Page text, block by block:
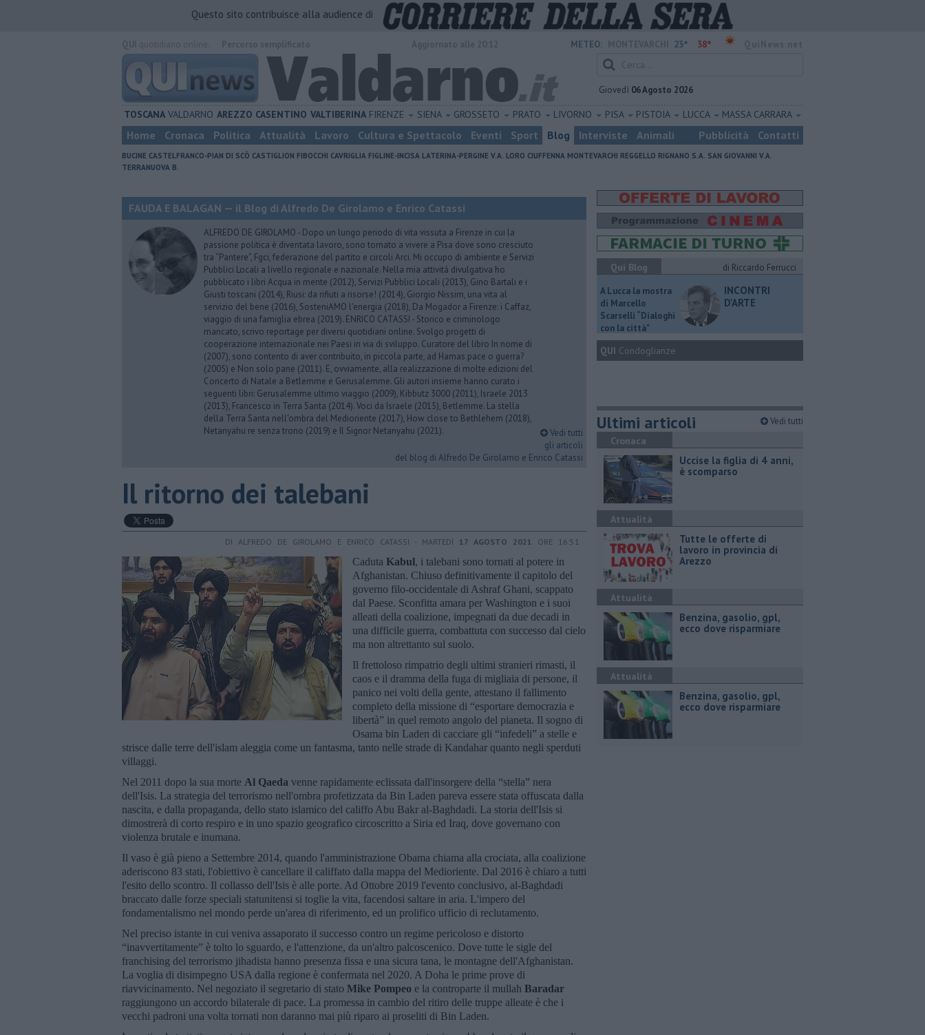
Questo sito contribuisce alla audience di
METEO: 23° 38°
Giovedì 06 Agosto 2026
TOSCANA VALDARNO AREZZO CASENTINO VALTIBERINA FIRENZE SIENA GROSSETO PRATO LIVORNO PISA PISTOIA LUCCA MASSA CARRARA
Home Cronaca Politica Attualità Lavoro Cultura e Spettacolo Eventi Sport Blog Interviste Animali Pubblicità Contatti
BUCINE CASTELFRANCO-PIAN DI SCÒ CASTIGLION FIBOCCHI CAVRIGLIA FIGLINE-INCISA LATERINA-PERGINE V.A. LORO CIUFFENNA MONTEVARCHI REGGELLO RIGNANO S.A. SAN GIOVANNI V.A.
TERRANUOVA B.
FAUDA E BALAGAN — il Blog di Alfredo De Girolamo e Enrico Catassi
ALFREDO DE GIROLAMO - Dopo un lungo periodo di vita vissuta a Firenze in cui la
passione politica è diventata lavoro, sono tornato a vivere a Pisa dove sono cresciuto
tra “Pantere”, Fgci, federazione del partito e circoli Arci. Mi occupo di ambiente e Servizi
Pubblici Locali a livello regionale e nazionale. Nella mia attività divulgativa ho
pubblicato i libri Acqua in mente (2012), Servizi Pubblici Locali (2013), Gino Bartali e i
Giusti toscani (2014), Riusi: da rifiuti a risorse! (2014), Giorgio Nissim, una vita al
servizio del bene (2016), SosteniAMO l'energia (2018), Da Mogador a Firenze: i Caffaz,
viaggio di una famiglia ebrea (2019). ENRICO CATASSI - Storico e criminologo
mancato, scrivo reportage per diversi quotidiani online. Svolgo progetti di
cooperazione internazionale nei Paesi in via di sviluppo. Curatore del libro In nome di
(2007), sono contento di aver contribuito, in piccola parte, ad Hamas pace o guerra?
(2005) e Non solo pane (2011). E, ovviamente, alla realizzazione di molte edizioni del
Concerto di Natale a Betlemme e Gerusalemme. Gli autori insieme hanno curato i
seguenti libri: Gerusalemme ultimo viaggio (2009), Kibbutz 3000 (2011), Israele 2013
(2013), Francesco in Terra Santa (2014). Voci da Israele (2015), Betlemme. La stella
della Terra Santa nell'ombra del Medioriente (2017), How close to Bethlehem (2018),
Netanyahu re senza trono (2019) e Il Signor Netanyahu (2021).
Vedi tutti
gli articoli
del blog di Alfredo De Girolamo e Enrico Catassi
Il ritorno dei talebani
DI ALFREDO DE GIROLAMO E ENRICO CATASSI - MARTEDÌ 17 AGOSTO 2021 ORE 16:51
Caduta Kabul, i talebani sono tornati al potere in
Afghanistan. Chiuso definitivamente il capitolo del
governo filo-occidentale di Ashraf Ghani, scappato
dal Paese. Sconfitta amara per Washington e i suoi
alleati della coalizione, impegnati da due decadi in
una difficile guerra, combattuta con successo dal cielo
ma non altrettanto sul suolo.
Il frettoloso rimpatrio degli ultimi stranieri rimasti, il
caos e il dramma della fuga di migliaia di persone, il
panico nei volti della gente, attestano il fallimento
completo della missione di “esportare democrazia e
libertà” in quel remoto angolo del pianeta. Il sogno di
Osama bin Laden di cacciare gli “infedeli” a stelle e
strisce dalle terre dell'islam aleggia come un fantasma, tanto nelle strade di Kandahar quanto negli sperduti
villaggi.
Nel 2011 dopo la sua morte Al Qaeda venne rapidamente eclissata dall'insorgere della “stella” nera
dell'Isis. La strategia del terrorismo nell'ombra profetizzata da Bin Laden pareva essere stata offuscata dalla
nascita, e dalla propaganda, dello stato islamico del califfo Abu Bakr al-Baghdadi. La storia dell'Isis si
dimostrerà di corto respiro e in uno spazio geografico circoscritto a Siria ed Iraq, dove governano con
violenza brutale e inumana.
Il vaso è già pieno a Settembre 2014, quando l'amministrazione Obama chiama alla crociata, alla coalizione
aderiscono 83 stati, l'obiettivo è cancellare il califfato dalla mappa del Medioriente. Dal 2016 è chiaro a tutti
l'esito dello scontro. Il collasso dell'Isis è alle porte. Ad Ottobre 2019 l'evento conclusivo, al-Baghdadi
braccato dalle forze speciali statunitensi si toglie la vita, facendosi saltare in aria. L'impero del
fondamentalismo nel mondo perde un'area di riferimento, ed un prolifico ufficio di reclutamento.
Nel preciso istante in cui veniva assaporato il successo contro un regime pericoloso e distorto
“inavvertitamente” è tolto lo sguardo, e l'attenzione, da un'altro palcoscenico. Dove tutte le sigle del
franchising del terrorismo jihadista hanno presenza fissa e una sicura tana, le montagne dell'Afghanistan.
La voglia di disimpegno USA dalla regione è confermata nel 2020. A Doha le prime prove di
riavvicinamento. Nel negoziato il segretario di stato Mike Pompeo e la controparte il mullah Baradar
raggiungono un accordo bilaterale di pace. La promessa in cambio del ritiro delle truppe alleate è che i
vecchi padroni una volta tornati non daranno mai più riparo ai proseliti di Bin Laden.
Qui Blog
di Riccardo Ferrucci
A Lucca la mostra
di Marcello
Scarselli “Dialoghi
con la città"
INCONTRI
D'ARTE
QUI Condoglianze
Ultimi articoli Vedi tutti
Cronaca
Uccise la figlia di 4 anni,
è scomparso
Attualità
​Tutte le offerte di
lavoro in provincia di
Arezzo
Attualità
​Benzina, gasolio, gpl,
ecco dove risparmiare
Attualità
​Benzina, gasolio, gpl,
ecco dove risparmiare